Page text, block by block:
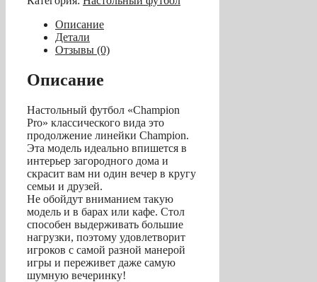
футбол
«Champion
Pro»
(140х74х86,
сельский
дуб)
Описание
Детали
Отзывы (0)
Описание
Настольный футбол «Champion
Pro» классического вида это
продолжение линейки Champion.
Эта модель идеально впишется в
интерьер загородного дома и
скрасит вам ни один вечер в кругу
семьи и друзей.
Не обойдут вниманием такую
модель и в барах или кафе. Стол
способен выдерживать большие
нагрузки, поэтому удовлетворит
игроков с самой разной манерой
игры и переживет даже самую
шумную вечеринку!